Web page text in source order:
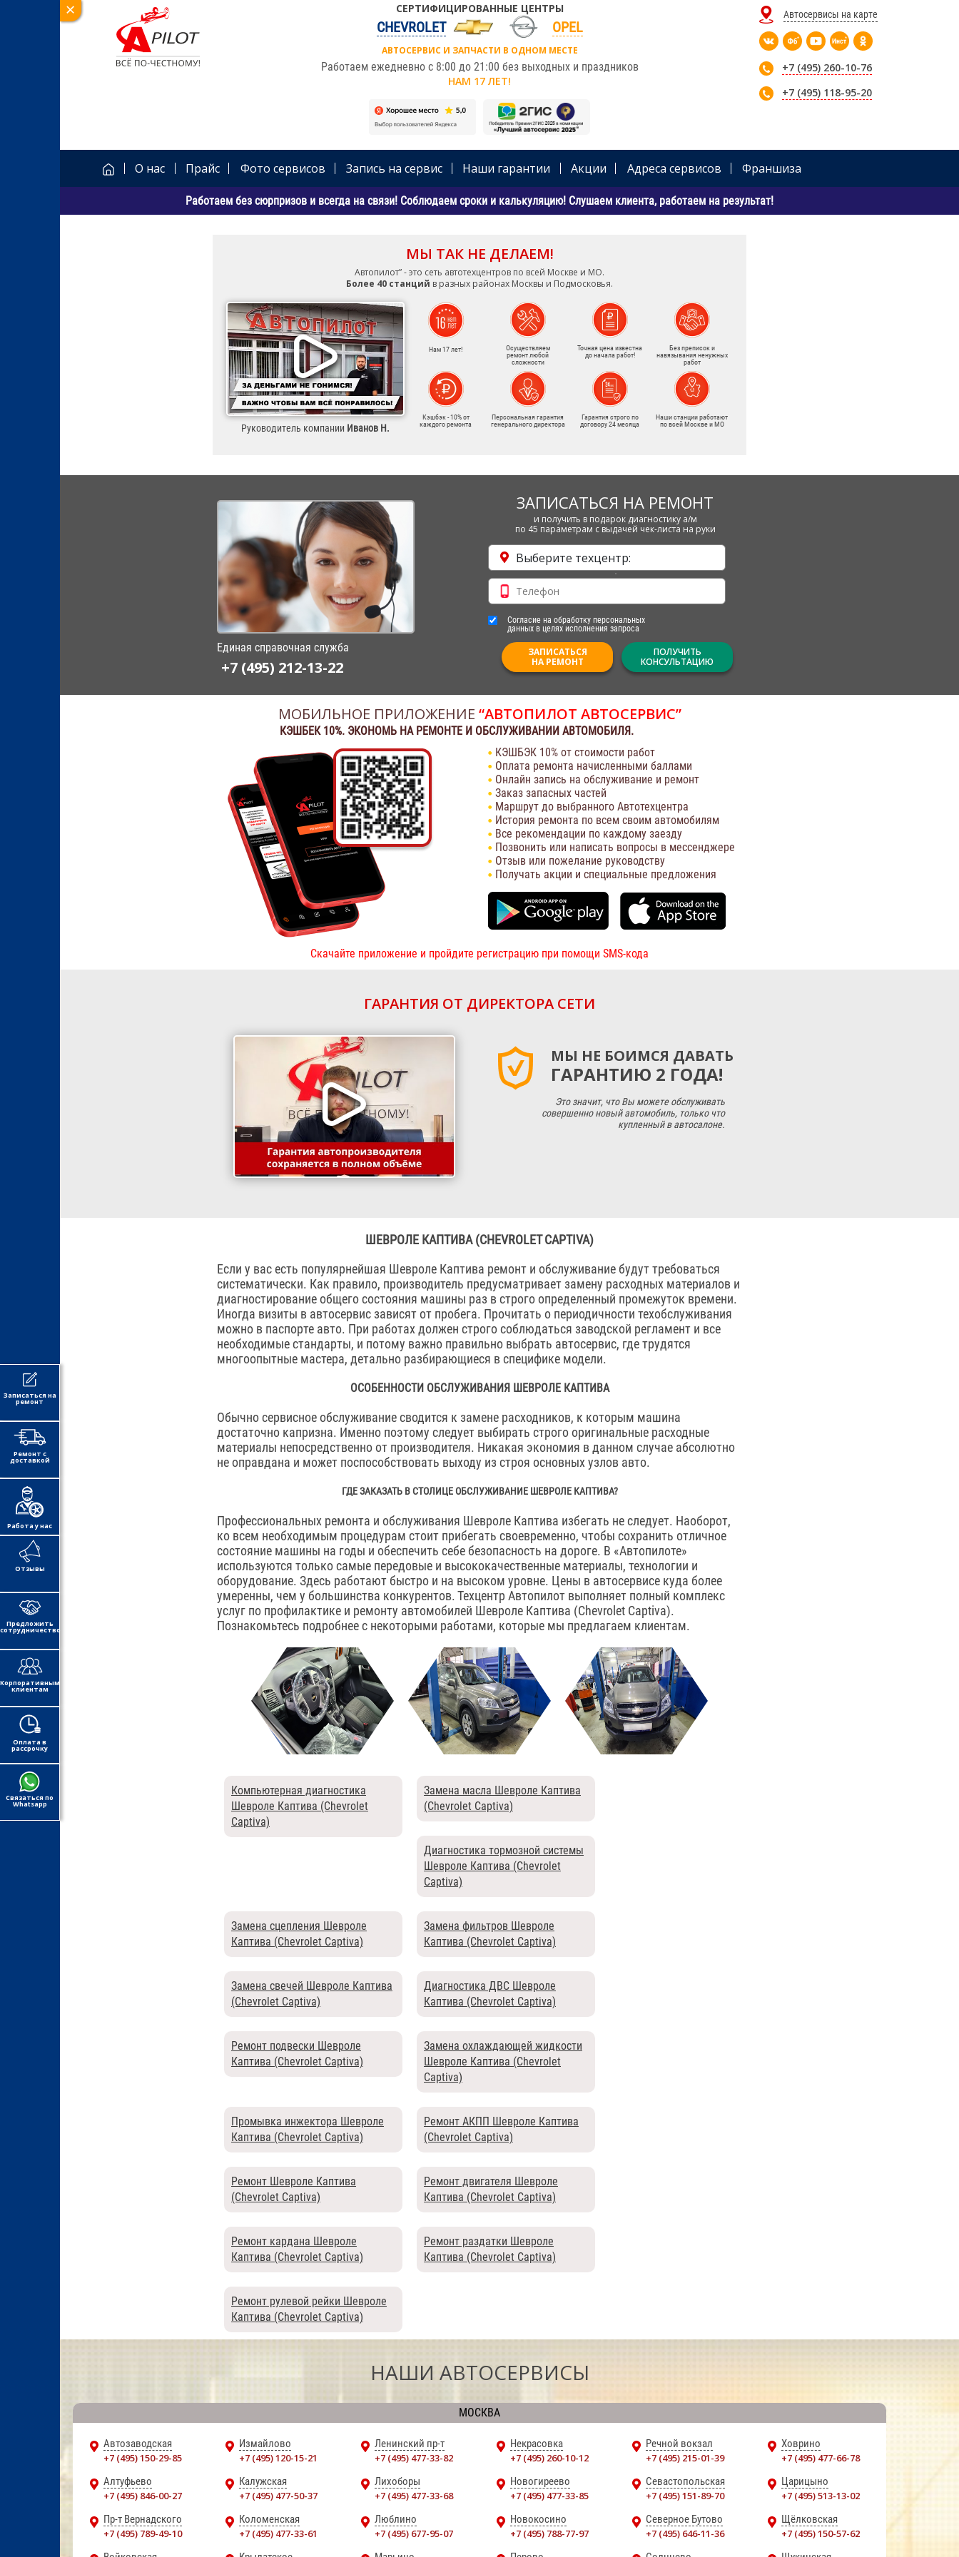
СЕРТИФИЦИРОВАННЫЕ ЦЕНТРЫ
CHEVROLET OPEL
АВТОСЕРВИС И ЗАПЧАСТИ В ОДНОМ МЕСТЕ
Работаем ежедневно с 8:00 до 21:00 без выходных и праздников
НАМ 17 ЛЕТ!
Автосервисы на карте
+7 (495) 260-10-76
+7 (495) 118-95-20
О нас Прайс Фото сервисов Запись на сервис Наши гарантии Акции Адреса сервисов Франшиза
Работаем без сюрпризов и всегда на связи! Соблюдаем сроки и калькуляцию! Слушаем клиента, работаем на результат!
МЫ ТАК НЕ ДЕЛАЕМ!
Автопилот” - это сеть автотехцентров по всей Москве и МО.
Более 40 станций в разных районах Москвы и Подмосковья.
Руководитель компании Иванов Н.
Нам 17 лет!
Осуществляем
ремонт любой
сложности
Точная цена известна
до начала работ!
Без преписок и
навязывания ненужных
работ
Кэшбэк - 10% от
каждого ремонта
Персональная гарантия
генерального директора
Гарантия строго по
договору 24 месяца
Наши станции работают
по всей Москве и МО
Единая справочная служба
+7 (495) 212-13-22
ЗАПИСАТЬСЯ НА РЕМОНТ
и получить в подарок диагностику а/м
по 45 параметрам с выдачей чек-листа на руки
Выберите техцентр:
Согласие на обработку персональных
данных в целях исполнения запроса
ЗАПИСАТЬСЯ
НА РЕМОНТ
ПОЛУЧИТЬ
КОНСУЛЬТАЦИЮ
МОБИЛЬНОЕ ПРИЛОЖЕНИЕ “АВТОПИЛОТ АВТОСЕРВИС”
КЭШБЕК 10%. ЭКОНОМЬ НА РЕМОНТЕ И ОБСЛУЖИВАНИИ АВТОМОБИЛЯ.
КЭШБЭК 10% от стоимости работ
Оплата ремонта начисленными баллами
Онлайн запись на обслуживание и ремонт
Заказ запасных частей
Маршрут до выбранного Автотехцентра
История ремонта по всем своим автомобилям
Все рекомендации по каждому заезду
Позвонить или написать вопросы в мессенджере
Отзыв или пожелание руководству
Получать акции и специальные предложения
Скачайте приложение и пройдите регистрацию при помощи SMS-кода
ГАРАНТИЯ ОТ ДИРЕКТОРА СЕТИ
МЫ НЕ БОИМСЯ ДАВАТЬ
ГАРАНТИЮ 2 ГОДА!
Это значит, что Вы можете обслуживать
совершенно новый автомобиль, только что
купленный в автосалоне.
ШЕВРОЛЕ КАПТИВА (CHEVROLET CAPTIVA)
Если у вас есть популярнейшая Шевроле Каптива ремонт и обслуживание будут требоваться
систематически. Как правило, производитель предусматривает замену расходных материалов и
диагностирование общего состояния машины раз в строго определенный промежуток времени.
Иногда визиты в автосервис зависят от пробега. Прочитать о периодичности техобслуживания
можно в паспорте авто. При работах должен строго соблюдаться заводской регламент и все
необходимые стандарты, и потому важно правильно выбрать автосервис, где трудятся
многоопытные мастера, детально разбирающиеся в специфике модели.
ОСОБЕННОСТИ ОБСЛУЖИВАНИЯ ШЕВРОЛЕ КАПТИВА
Обычно сервисное обслуживание сводится к замене расходников, к которым машина
достаточно капризна. Именно поэтому следует выбирать строго оригинальные расходные
материалы непосредственно от производителя. Никакая экономия в данном случае абсолютно
не оправдана и может поспособствовать выходу из строя основных узлов авто.
ГДЕ ЗАКАЗАТЬ В СТОЛИЦЕ ОБСЛУЖИВАНИЕ ШЕВРОЛЕ КАПТИВА?
Профессиональных ремонта и обслуживания Шевроле Каптива избегать не следует. Наоборот,
ко всем необходимым процедурам стоит прибегать своевременно, чтобы сохранить отличное
состояние машины на годы и обеспечить себе безопасность на дороге. В «Автопилоте»
используются только самые передовые и высококачественные материалы, технологии и
оборудование. Здесь работают быстро и на высоком уровне. Цены в автосервисе куда более
умеренны, чем у большинства конкурентов. Техцентр Автопилот выполняет полный комплекс
услуг по профилактике и ремонту автомобилей Шевроле Каптива (Chevrolet Captiva).
Познакомьтесь подробнее с некоторыми работами, которые мы предлагаем клиентам.
Компьютерная диагностика
Шевроле Каптива (Chevrolet
Captiva)
Замена масла Шевроле Каптива
(Chevrolet Captiva)
Диагностика тормозной системы
Шевроле Каптива (Chevrolet
Captiva)
Замена сцепления Шевроле
Каптива (Chevrolet Captiva)
Замена фильтров Шевроле
Каптива (Chevrolet Captiva)
Замена свечей Шевроле Каптива
(Chevrolet Captiva)
Диагностика ДВС Шевроле
Каптива (Chevrolet Captiva)
Ремонт подвески Шевроле
Каптива (Chevrolet Captiva)
Замена охлаждающей жидкости
Шевроле Каптива (Chevrolet
Captiva)
Промывка инжектора Шевроле
Каптива (Chevrolet Captiva)
Ремонт АКПП Шевроле Каптива
(Chevrolet Captiva)
Ремонт Шевроле Каптива
(Chevrolet Captiva)
Ремонт двигателя Шевроле
Каптива (Chevrolet Captiva)
Ремонт кардана Шевроле
Каптива (Chevrolet Captiva)
Ремонт раздатки Шевроле
Каптива (Chevrolet Captiva)
Ремонт рулевой рейки Шевроле
Каптива (Chevrolet Captiva)
НАШИ АВТОСЕРВИСЫ
МОСКВА
Автозаводская
+7 (495) 150-29-85
Измайлово
+7 (495) 120-15-21
Ленинский пр-т
+7 (495) 477-33-82
Некрасовка
+7 (495) 260-10-12
Речной вокзал
+7 (495) 215-01-39
Ховрино
+7 (495) 477-66-78
Алтуфьево
+7 (495) 846-00-27
Калужская
+7 (495) 477-50-37
Лихоборы
+7 (495) 477-33-68
Новогиреево
+7 (495) 477-33-85
Севастопольская
+7 (495) 151-89-70
Царицыно
+7 (495) 513-13-02
Пр-т Вернадского
+7 (495) 789-49-10
Коломенская
+7 (495) 477-33-61
Люблино
+7 (495) 677-95-07
Новокосино
+7 (495) 788-77-97
Северное Бутово
+7 (495) 646-11-36
Щёлковская
+7 (495) 150-57-62
Записаться на
ремонт
Ремонт с
доставкой
Работа у нас
Отзывы
Предложить
сотрудничество
Корпоративным
клиентам
Оплата в
рассрочку
Связаться по
Whatsapp